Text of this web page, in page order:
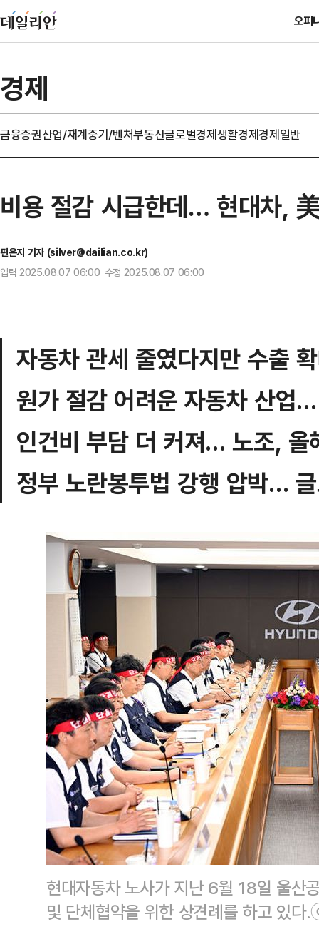
오피
경제
금융증권산업/재계중기/벤처부동산글로벌경제생활경제경제일반
비용 절감 시급한데… 현대차,
편은지 기자 (silver@dailian.co.kr)
입력 2025.08.07 06:00 수정 2025.08.07 06:00
자동차 관세 줄였다지만 수출
원가 절감 어려운 자동차 산업
인건비 부담 더 커져… 노조, 올
정부 노란봉투법 강행 압박…
현대자동차 노사가 지난 6월 18일 울산
및 단체협약을 위한 상견례를 하고 있